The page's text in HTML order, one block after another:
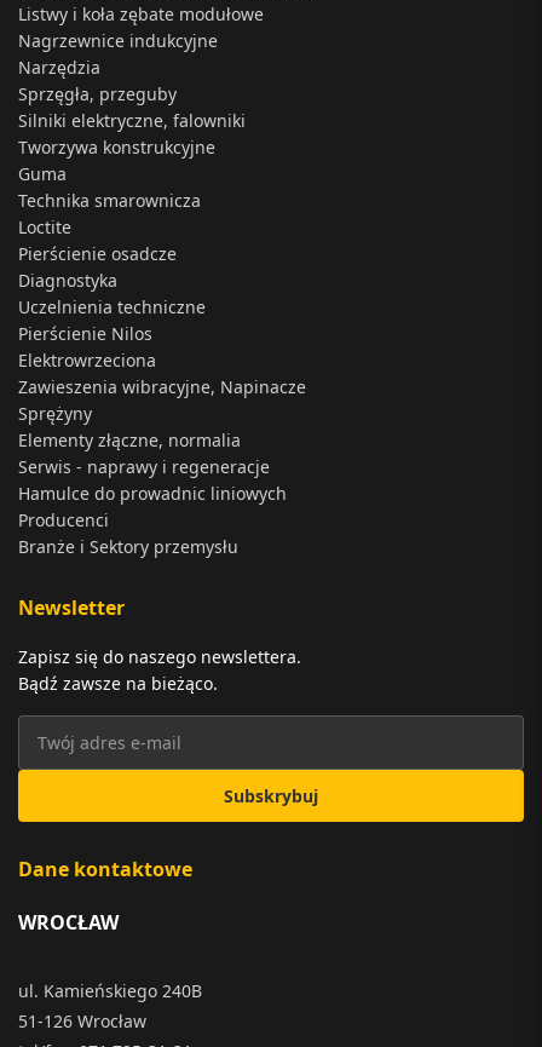
Listwy i koła zębate modułowe
Nagrzewnice indukcyjne
Narzędzia
Sprzęgła, przeguby
Silniki elektryczne, falowniki
Tworzywa konstrukcyjne
Guma
Technika smarownicza
Loctite
Pierścienie osadcze
Diagnostyka
Uczelnienia techniczne
Pierścienie Nilos
Elektrowrzeciona
Zawieszenia wibracyjne, Napinacze
Sprężyny
Elementy złączne, normalia
Serwis - naprawy i regeneracje
Hamulce do prowadnic liniowych
Producenci
Branże i Sektory przemysłu
Newsletter
Zapisz się do naszego newslettera.
Bądź zawsze na bieżąco.
Subskrybuj
Dane kontaktowe
WROCŁAW
ul. Kamieńskiego 240B
51-126 Wrocław